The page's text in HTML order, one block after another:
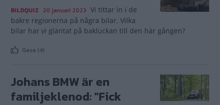
BILDQUIZ 20 januari 2023 Vi tittar in i de
bakre regionerna på några bilar. Vilka
bilar har vi gläntat på bakluckan till den här gången?
Gasa (4)
Johans BMW är en
familjeklenod: "Fick